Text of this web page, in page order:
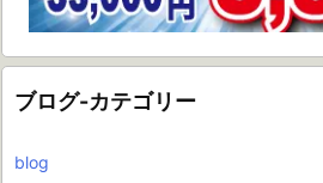
ブログ-カテゴリー
blog